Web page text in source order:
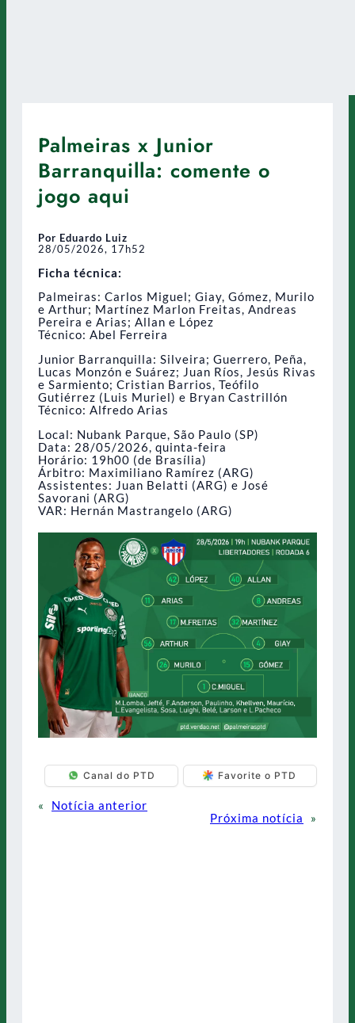
Palmeiras x Junior
Barranquilla: comente o
jogo aqui
Por Eduardo Luiz
28/05/2026, 17h52
Ficha técnica:
Palmeiras: Carlos Miguel; Giay, Gómez, Murilo
e Arthur; Martínez Marlon Freitas, Andreas
Pereira e Arias; Allan e López
Técnico: Abel Ferreira
Junior Barranquilla: Silveira; Guerrero, Peña,
Lucas Monzón e Suárez; Juan Ríos, Jesús Rivas
e Sarmiento; Cristian Barrios, Teófilo
Gutiérrez (Luis Muriel) e Bryan Castrillón
Técnico: Alfredo Arias
Local: Nubank Parque, São Paulo (SP)
Data: 28/05/2026, quinta-feira
Horário: 19h00 (de Brasília)
Árbitro: Maximiliano Ramírez (ARG)
Assistentes: Juan Belatti (ARG) e José
Savorani (ARG)
VAR: Hernán Mastrangelo (ARG)
Canal do PTD Favorite o PTD
«
Notícia anterior
Próxima notícia
»